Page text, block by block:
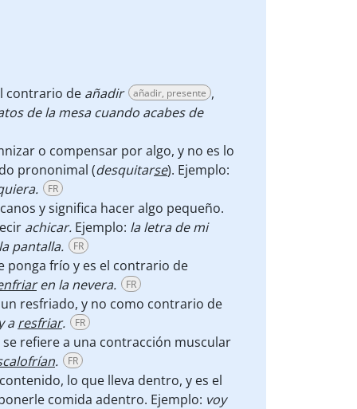
contrario de añadir añadir, presente ,
de la mesa cuando acabes de
o compensar por algo, y no es lo
prononimal (desquitarse). Ejemplo:
FR
y significa hacer algo pequeño.
achicar. Ejemplo: la letra de mi
pantalla. FR
ponga frío y es el contrario de
en la nevera. FR
resfriado, y no como contrario de
aresfriar. FR
se refiere a una contracción muscular
. FR
lo que lleva dentro, y es el
comida adentro. Ejemplo: voy